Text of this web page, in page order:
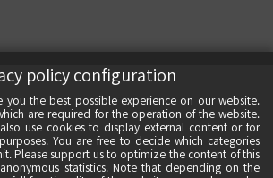
policy configuration
you the best possible experience on our website.
are required for the operation of the website.
use cookies to display external content or for
You are free to decide which categories
Please support us to optimize the content of this
statistics. Note that depending on the